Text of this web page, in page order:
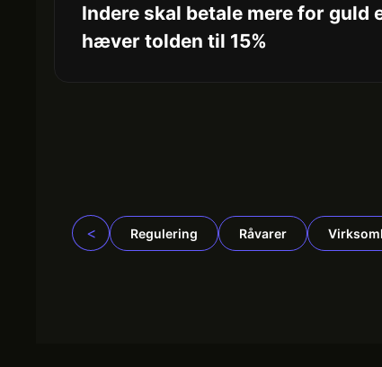
Indere skal betale mere for guld
hæver tolden til 15%
< Regulering Råvarer